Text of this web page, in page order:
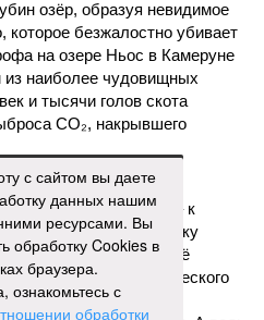
озёр, образуя невидимое
безжалостно убивает
на озере Ньос в Камеруне
из наиболее чудовищных
и тысячи голов скота
CO₂, накрывшего
к тому, чем все эти
А именно – к
фактическому упадку
с последующим её
причин такого трагического
деградацию
с сайтом вы даете
данных нашим
ресурсами. Вы
обработку Cookies в
браузера.
ознакомьтесь с
обработки